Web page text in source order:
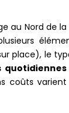
animales.
Les
:
;
au Nord de
place), le
quotidiennes
coûts